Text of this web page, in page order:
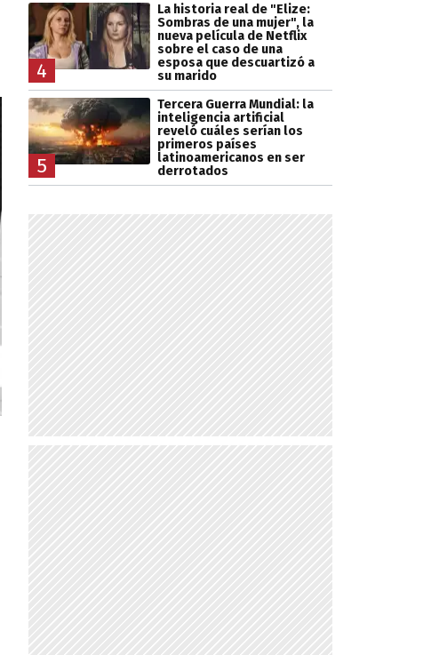
4
La historia real de "Elize:
Sombras de una mujer", la
nueva película de Netflix
sobre el caso de una
esposa que descuartizó a
su marido
5
Tercera Guerra Mundial: la
inteligencia artificial
reveló cuáles serían los
primeros países
latinoamericanos en ser
derrotados